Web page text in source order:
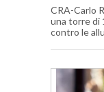
CRA-Carlo
una torre di
contro le